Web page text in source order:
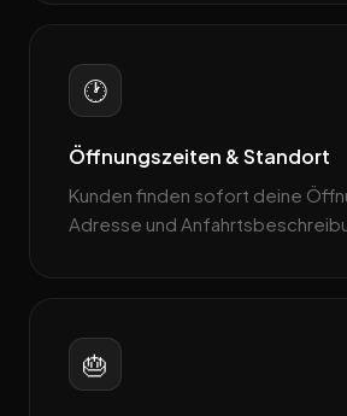
🕐
Öffnungszeiten & Standort
Kunden finden sofort deine
Adresse und
🎂